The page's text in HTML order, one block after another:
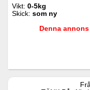
Vikt: 0-5kg
Skick: som ny
Denna